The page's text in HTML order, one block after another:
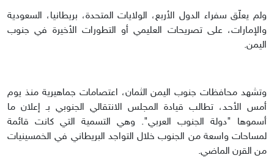
ولم يعلّق سفراء الدول الأربع، الولايات المتحدة، بريطانيا، السعودية
والإمارات، على تصريحات العليمي أو التطورات الأخيرة في جنوب
اليمن.
وتشهد محافظات جنوب اليمن الثمان، اعتصامات جماهيرية منذ يوم
أمس الأحد، تطالب قيادة المجلس الانتقالي الجنوبي بـ إعلان ما
أسموها "دولة الجنوب العربي". وهي التسمية التي كانت قائمة
لمساحات واسعة من الجنوب خلال التواجد البريطاني في الخمسينيات
من القرن الماضي.